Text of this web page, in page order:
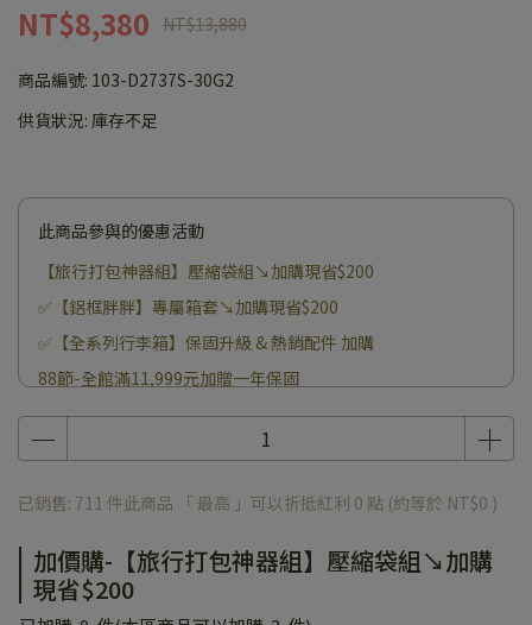
NT$8,380 NT$13,880
商品編號: 103-D2737S-30G2
供貨狀況: 庫存不足
此商品參與的優惠活動
【旅行打包神器組】壓縮袋組↘加購現省$200
✅【鋁框胖胖】專屬箱套↘加購現省$200
✅【全系列行李箱】保固升級 & 熱銷配件 加購
88節-全館滿11,999元加贈一年保固
已銷售: 711 件此商品 「 最高 」可以折抵紅利 0 點 (約等於 NT$0 )
加價購-【旅行打包神器組】壓縮袋組↘加購
現省$200